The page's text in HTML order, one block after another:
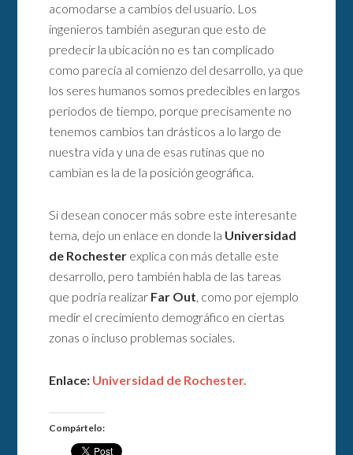
acomodarse a cambios del usuario. Los
ingenieros también aseguran que esto de
predecir la ubicación no es tan complicado
como parecía al comienzo del desarrollo, ya que
los seres humanos somos predecibles en largos
periodos de tiempo, porque precisamente no
tenemos cambios tan drásticos a lo largo de
nuestra vida y una de esas rutinas que no
cambian es la de la posición geográfica.
Si desean conocer más sobre este interesante
tema, dejo un enlace en donde la Universidad
de Rochester explica con más detalle este
desarrollo, pero también habla de las tareas
que podría realizar Far Out, como por ejemplo
medir el crecimiento demográfico en ciertas
zonas o incluso problemas sociales.
Enlace: Universidad de Rochester.
Compártelo: